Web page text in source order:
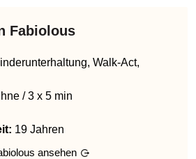
Fabiolous
Walk-Act,
/ 3 x 5 min
19 Jahren
ansehen